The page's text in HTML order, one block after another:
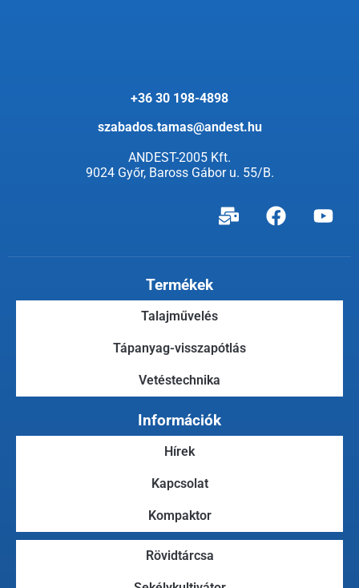
+36 30 198-4898
szabados.tamas@andest.hu
ANDEST-2005 Kft.
9024 Győr, Baross Gábor u. 55/B.
Termékek
Talajművelés
Tápanyag-visszapótlás
Vetéstechnika
Információk
Hírek
Kapcsolat
Kompaktor
Rövidtárcsa